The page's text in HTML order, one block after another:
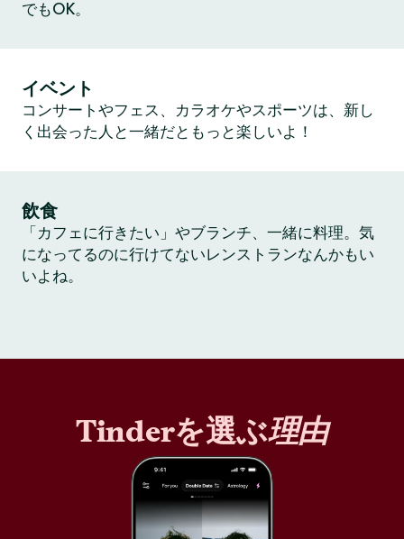
でもOK。
イベント
コンサートやフェス、カラオケやスポーツは、新し
く出会った人と一緒だともっと楽しいよ！
飲食
「カフェに行きたい」やブランチ、一緒に料理。気
になってるのに行けてないレンストランなんかもい
いよね。
Tinderを選ぶ理由